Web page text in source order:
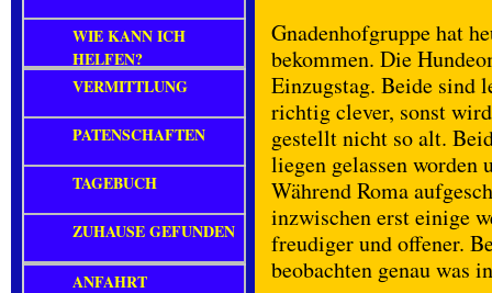
Gnadenhofgruppe hat
bekommen. Die
Einzugstag. Beide sind
richtig clever, sonst
gestellt nicht so alt.
liegen gelassen worden
Während Roma
inzwischen erst einige
freudiger und offener.
beobachten genau was
WIE KANN ICH
HELFEN?
VERMITTLUNG
PATENSCHAFTEN
TAGEBUCH
ZUHAUSE GEFUNDEN
ANFAHRT